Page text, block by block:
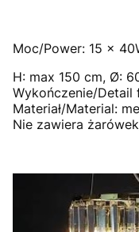
Moc/Power: 15 x
H: max 150 cm, Ø:
Wykończenie/Detail
Materiał/Material:
Nie zawiera